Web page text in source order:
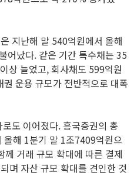
지난해 말 540억원에서 올해
어났다. 같은 기간 특수채는 35
상 늘었고, 회사채도 599억원
운용 규모가 전반적으로 대폭
도 이어졌다. 흥국증권의 총
해 1분기 말 1조7409억원으
거래 규모 확대에 따른 결제
며 자산 규모 확대를 견인한 것